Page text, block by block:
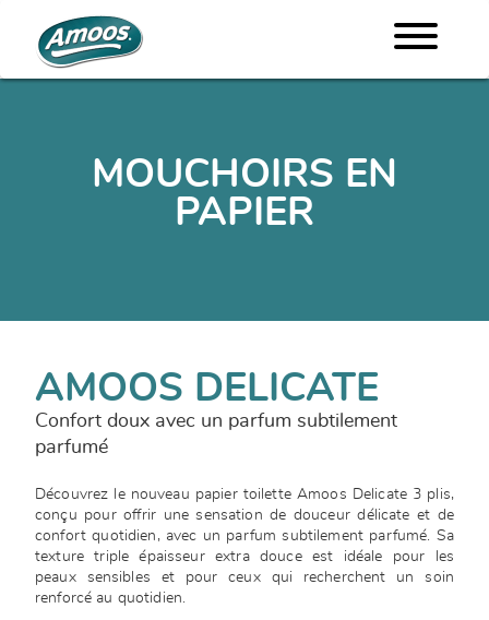
MOUCHOIRS EN
PAPIER
AMOOS DELICATE
Confort doux avec un parfum subtilement
parfumé
Découvrez le nouveau papier toilette Amoos Delicate 3 plis,
conçu pour offrir une sensation de douceur délicate et de
confort quotidien, avec un parfum subtilement parfumé. Sa
texture triple épaisseur extra douce est idéale pour les
peaux sensibles et pour ceux qui recherchent un soin
renforcé au quotidien.